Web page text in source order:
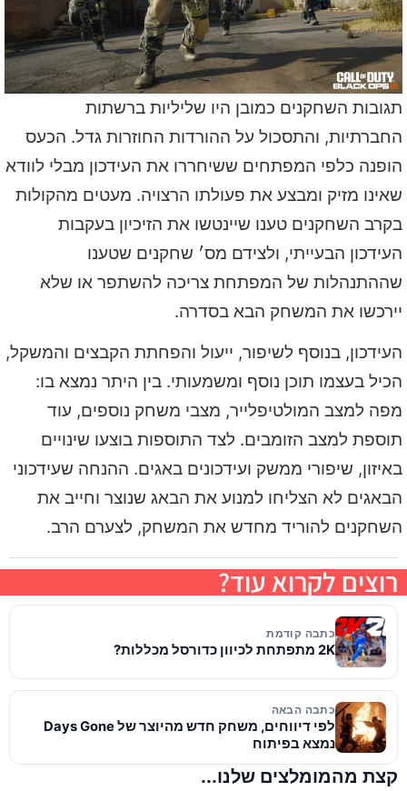
תגובות השחקנים כמובן היו שליליות ברשתות
החברתיות, והתסכול על ההורדות החוזרות גדל. הכעס
הופנה כלפי המפתחים ששיחררו את העידכון מבלי לוודא
שאינו מזיק ומבצע את פעולתו הרצויה. מעטים מהקולות
בקרב השחקנים טענו שיינטשו את הזיכיון בעקבות
העידכון הבעייתי, ולצידם מס׳ שחקנים שטענו
שההתנהלות של המפתחת צריכה להשתפר או שלא
יירכשו את המשחק הבא בסדרה.
העידכון, בנוסף לשיפור, ייעול והפחתת הקבצים והמשקל,
הכיל בעצמו תוכן נוסף ומשמעותי. בין היתר נמצא בו:
מפה למצב המולטיפלייר, מצבי משחק נוספים, עוד
תוספת למצב הזומבים. לצד התוספות בוצעו שינויים
באיזון, שיפורי ממשק ועידכונים באגים. ההנחה שעידכוני
הבאגים לא הצליחו למנוע את הבאג שנוצר וחייב את
השחקנים להוריד מחדש את המשחק, לצערם הרב.
רוצים לקרוא עוד?
כתבה קודמת
2K מתפתחת לכיוון כדורסל מכללות?
כתבה הבאה
לפי דיווחים, משחק חדש מהיוצר של Days Gone
נמצא בפיתוח
קצת מהמומלצים שלנו...